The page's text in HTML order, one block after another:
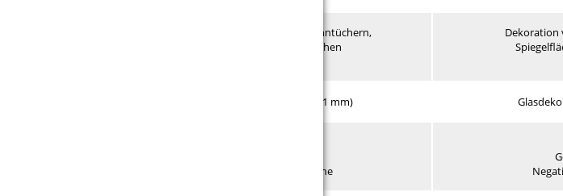
Hinterleuchtung von Spanntüchern,
Acrylglas- & Glasflächen
Dekoration
Blockout Opakfolie (0,1 mm)
Negative Schablone